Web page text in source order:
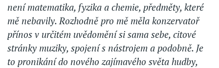
není matematika, fyzika a chemie, předměty, které
mě nebavily. Rozhodně pro mě měla konzervatoř
přínos v určitém uvědomění si sama sebe, citové
stránky muziky, spojení s nástrojem a podobně. Je
to pronikání do nového zajímavého světa hudby,